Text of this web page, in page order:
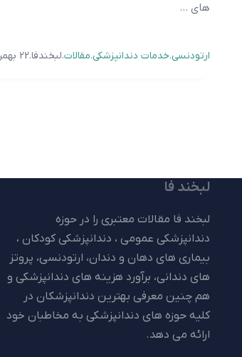
های ...
ارتودنسی خدمات دندانپزشکی مقالات لبخندفا 22 بهمن 1404
لبخند فا
لبخند فا مقالات معتبری را در حوزه
دندانپزشکی عمومی ، دندانپزشکی کودکان ،
بیماری های دهان و دندان، ارتودنسی، پروتز
های دندانی، برآورد هزینه های دندانپزشکی و
هم چنین معرفی بهترین دندانپزشکان در
کلیه حوزه های دندانپزشکی به مخاطبان خود
ارائه می دهد.